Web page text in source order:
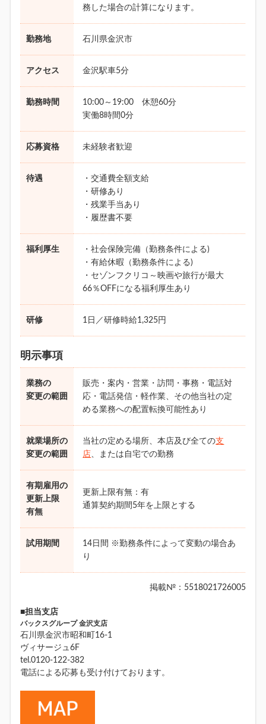
務した場合の計算になります。
勤務地 石川県金沢市
アクセス 金沢駅車5分
勤務時間
10:00～19:00 休憩60分
実働8時間0分
応募資格 未経験者歓迎
待遇
・交通費全額支給
・研修あり
・残業手当あり
・履歴書不要
福利厚生
・社会保険完備（勤務条件による)
・有給休暇（勤務条件による)
・セゾンフクリコ～映画や旅行が最大
66％OFFになる福利厚生あり
研修 1日／研修時給1,325円
明示事項
業務の
変更の範囲
販売・案内・営業・訪問・事務・電話対
応・電話発信・軽作業、その他当社の定
める業務への配置転換可能性あり
就業場所の
変更の範囲
当社の定める場所、本店及び全ての支
店、または自宅での勤務
有期雇用の
更新上限
有無
更新上限有無：有
通算契約期間5年を上限とする
試用期間
14日間 ※勤務条件によって変動の場合あ
り
掲載№：5518021726005
■担当支店
バックスグループ 金沢支店
石川県金沢市昭和町16-1
ヴィサージュ6F
tel.0120-122-382
電話による応募も受け付けております。